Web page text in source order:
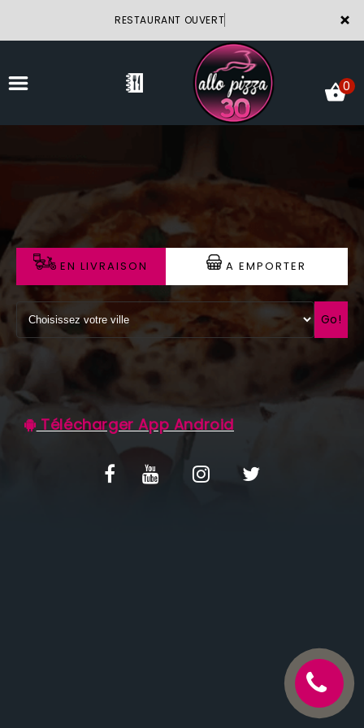
×
RESTAURANT OUVERT
LA CARTE
VOTRE COMPTE
NOTRE RESTAURANT
VOS AVIS
MENTIONS LÉGALES
0
EN LIVRAISON A EMPORTER
Go!
Télécharger App Android